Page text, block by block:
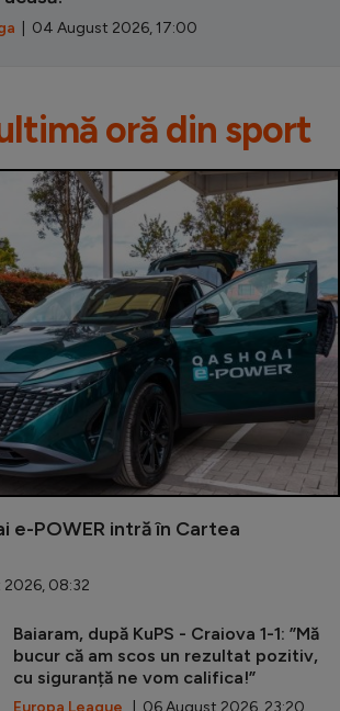
| 04 August 2026, 17:00
oră din sport
e-POWER intră în Cartea
08:32
Baiaram, după KuPS - Craiova 1-1: ”Mă
bucur că am scos un rezultat pozitiv,
cu siguranță ne vom califica!”
Europa League | 06 August 2026, 23:20